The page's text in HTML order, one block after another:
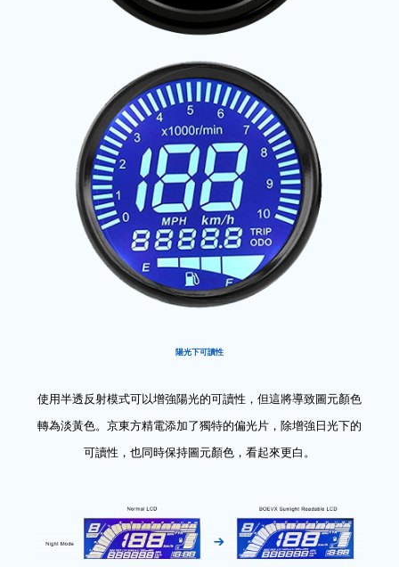
陽光下可讀性
使用半透反射模式可以增強陽光的可讀性，但這將導致圖元顏色
轉為淡黃色。京東方精電添加了獨特的偏光片，除增強日光下的
可讀性，也同時保持圖元顏色，看起來更白。